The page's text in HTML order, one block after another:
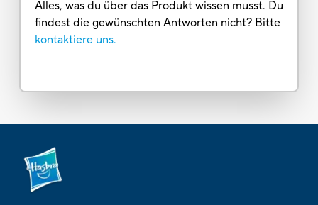
Alles, was du über das Produkt wissen musst. Du
findest die gewünschten Antworten nicht? Bitte
kontaktiere uns.